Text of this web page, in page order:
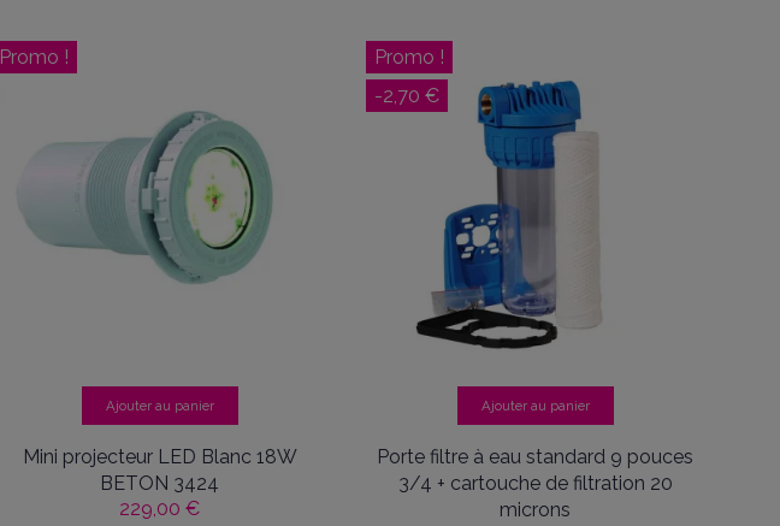
Promo !
Ajouter au panier
Mini projecteur LED Blanc 18W
BETON 3424
229,00 €
Promo !
-2,70 €
Ajouter au panier
Porte filtre à eau standard 9 pouces
3/4 + cartouche de filtration 20
microns